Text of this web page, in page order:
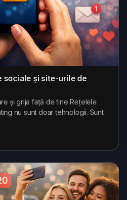
sociale și site-urile de
și grija față de tine Rețelele
nu sunt doar tehnologii. Sunt
În spatele fiecărui profil
așa ne place să credem. Pentru